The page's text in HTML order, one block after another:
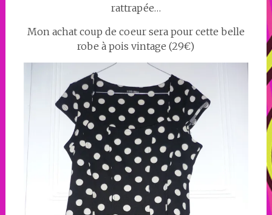
rattrapée…
Mon achat coup de coeur sera pour cette belle
robe à pois vintage (29€)